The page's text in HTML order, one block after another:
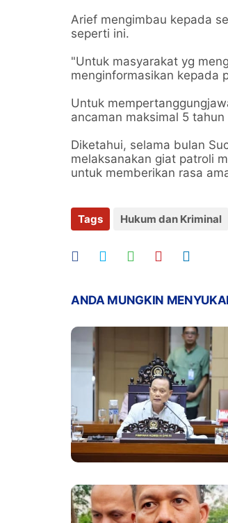
Arief mengimbau kepada
seperti ini.
"Untuk masyarakat yg
menginformasikan kepada
Untuk
ancaman maksimal 5 tahun
Diketahui, selama bulan
melaksanakan giat patroli
untuk memberikan rasa
Tags Hukum dan Kriminal
ANDA MUNGKIN